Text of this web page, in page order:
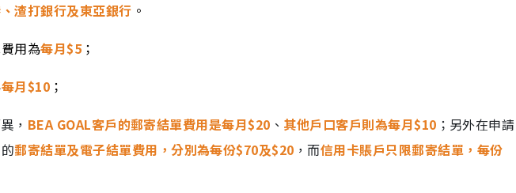
渣打銀行及東亞銀行 。
用為每月$5 ；
每月$10 ；
， BEA GOAL客戶的郵寄結單費用是每月$20 、 其他戶口客戶則為每月$10 ；另外在申請
郵寄結單及電子結單費用，分別為每份$70及$20 ，而信用卡賬戶只限郵寄結單，每份